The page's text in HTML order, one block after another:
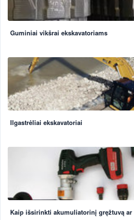
Guminiai vikšrai ekskavatoriams
Ilgastrėliai ekskavatoriai
Kaip išsirinkti akumuliatorinį gręžtuvą ar